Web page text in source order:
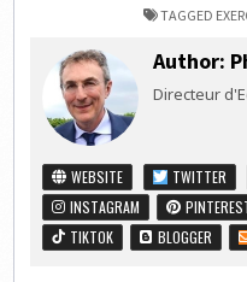
TAGGED
Author:
Directeur
WEBSITE TWITTER
INSTAGRAM
TIKTOK
BLOGGER